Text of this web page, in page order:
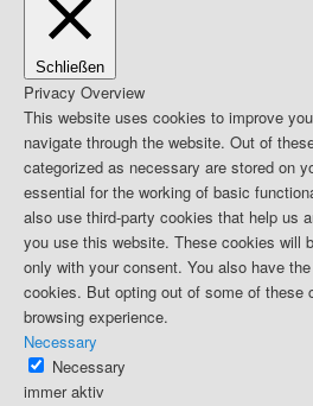
Schließen
Privacy Overview
This website uses cookies to improve
navigate through the website. Out of
categorized as necessary are stored on
essential for the working of basic
also use third-party cookies that help us
you use this website. These cookies will
only with your consent. You also have
cookies. But opting out of some of these
browsing experience.
Necessary
Necessary
immer aktiv